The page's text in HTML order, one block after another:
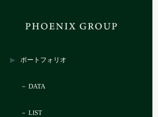
ポートフォリオ
－ DATA
－ LIST